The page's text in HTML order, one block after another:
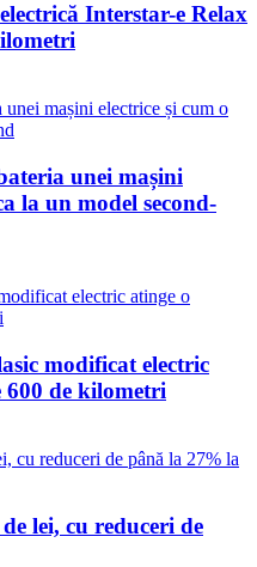
Interstar-e Relax
unei mașini
la un model second-
modificat electric
600 de kilometri
lei, cu reduceri de